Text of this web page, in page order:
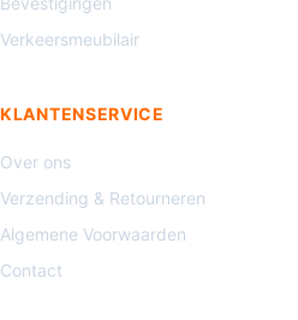
Verkeersmeubilair
KLANTENSERVICE
Over ons
Verzending & Retourneren
Algemene Voorwaarden
Contact